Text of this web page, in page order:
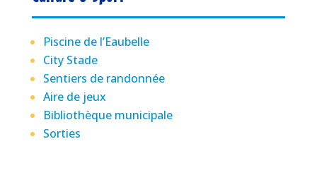
Piscine de l’Eaubelle
City Stade
Sentiers de randonnée
Aire de jeux
Bibliothèque municipale
Sorties